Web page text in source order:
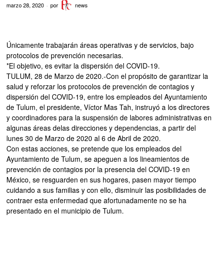
marzo 28, 2020 por news
Únicamente trabajarán áreas operativas y de servicios, bajo
protocolos de prevención necesarias.
*El objetivo, es evitar la dispersión del COVID-19.
TULUM, 28 de Marzo de 2020.-Con el propósito de garantizar la
salud y reforzar los protocolos de prevención de contagios y
dispersión del COVID-19, entre los empleados del Ayuntamiento
de Tulum, el presidente, Víctor Mas Tah, instruyó a los directores
y coordinadores para la suspensión de labores administrativas en
algunas áreas delas direcciones y dependencias, a partir del
lunes 30 de Marzo de 2020 al 6 de Abril de 2020.
Con estas acciones, se pretende que los empleados del
Ayuntamiento de Tulum, se apeguen a los lineamientos de
prevención de contagios por la presencia del COVID-19 en
México, se resguarden en sus hogares, pasen mayor tiempo
cuidando a sus familias y con ello, disminuir las posibilidades de
contraer esta enfermedad que afortunadamente no se ha
presentado en el municipio de Tulum.